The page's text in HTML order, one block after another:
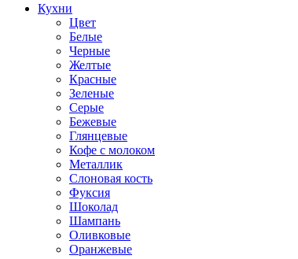
Кухни
Цвет
Белые
Черные
Желтые
Красные
Зеленые
Серые
Бежевые
Глянцевые
Кофе с молоком
Металлик
Слоновая кость
Фуксия
Шоколад
Шампань
Оливковые
Оранжевые